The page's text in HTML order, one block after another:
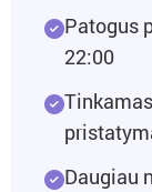
Patogus
22:00
Daugiau